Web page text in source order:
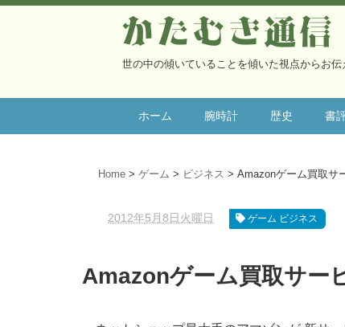
かたむき通信
世の中の傾いていることを傾いた視点からお伝
ホーム 腕時計 歴史 書
Home ゲーム ビジネス Amazonゲーム買取サ
2012年5月8日火曜日 ゲーム ビジネス
Amazonゲーム買取サー